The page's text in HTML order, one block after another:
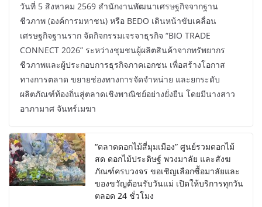
วันที่ 5 สิงหาคม 2569 สำนักงานพัฒนาเศรษฐกิจจากฐาน
ชีวภาพ (องค์การมหาชน) หรือ BEDO เดินหน้าขับเคลื่อน
เศรษฐกิจฐานราก จัดกิจกรรมเจรจาธุรกิจ “BIO TRADE
CONNECT 2026” ระหว่างชุมชนผู้ผลิตสินค้าจากทรัพยากร
ชีวภาพและผู้ประกอบการธุรกิจภาคเอกชน เพื่อสร้างโอกาส
ทางการตลาด ขยายช่องทางการจัดจำหน่าย และยกระดับ
ผลิตภัณฑ์ท้องถิ่นสู่ตลาดเชิงพาณิชย์อย่างยั่งยืน โดยมีนางสาว
อาภามาศ จันทร์เมฆา
“ตลาดดอกไม้สี่มุมเมือง” ศูนย์รวมดอกไม้
สด ดอกไม้ประดิษฐ์ พวงมาลัย และสังฆ
ภัณฑ์ครบวงจร ขอเชิญเลือกซื้อมาลัยและ
ของขวัญต้อนรับวันแม่ เปิดให้บริการทุกวัน
ตลอด 24 ชั่วโมง